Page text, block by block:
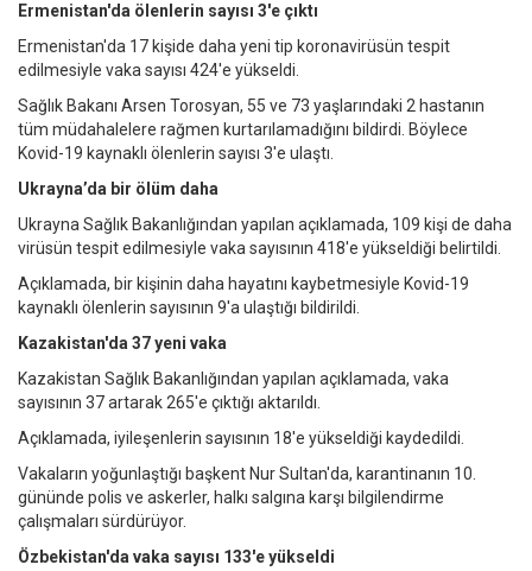
Ermenistan'da ölenlerin sayısı 3'e çıktı
Ermenistan'da 17 kişide daha yeni tip koronavirüsün tespit
edilmesiyle vaka sayısı 424'e yükseldi.
Sağlık Bakanı Arsen Torosyan, 55 ve 73 yaşlarındaki 2 hastanın
tüm müdahalelere rağmen kurtarılamadığını bildirdi. Böylece
Kovid-19 kaynaklı ölenlerin sayısı 3'e ulaştı.
Ukrayna’da bir ölüm daha
Ukrayna Sağlık Bakanlığından yapılan açıklamada, 109 kişi de daha
virüsün tespit edilmesiyle vaka sayısının 418'e yükseldiği belirtildi.
Açıklamada, bir kişinin daha hayatını kaybetmesiyle Kovid-19
kaynaklı ölenlerin sayısının 9'a ulaştığı bildirildi.
Kazakistan'da 37 yeni vaka
Kazakistan Sağlık Bakanlığından yapılan açıklamada, vaka
sayısının 37 artarak 265'e çıktığı aktarıldı.
Açıklamada, iyileşenlerin sayısının 18'e yükseldiği kaydedildi.
Vakaların yoğunlaştığı başkent Nur Sultan'da, karantinanın 10.
gününde polis ve askerler, halkı salgına karşı bilgilendirme
çalışmaları sürdürüyor.
Özbekistan'da vaka sayısı 133'e yükseldi